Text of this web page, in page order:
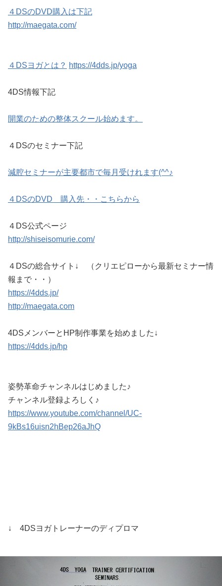
４DSのDVD購入は下記
http://maegata.com/
４DSヨガとは？ https://4dds.jp/yoga
4DS情報下記
開業のための整体スクール始めます。
４DSのセミナー下記
減腔セミナーが主要都市で毎月受けれます(^^♪
４DSのDVD 購入先・・こちらから
４DS公式ページ
http://shiseisomurie.com/
４DSの総合サイト↓ （クリエピローから最新セミナー情
報まで・・）
https://4dds.jp/
http://maegata.com
4DSメンバーとHP制作事業を始めました↓
https://4dds.jp/hp
姿勢革命チャンネルはじめました♪
チャンネル登録よろしく♪
https://www.youtube.com/channel/UC-
9kBs16uisn2hBep26aJhQ
↓ 4DSヨガトレーナーのディプロマ